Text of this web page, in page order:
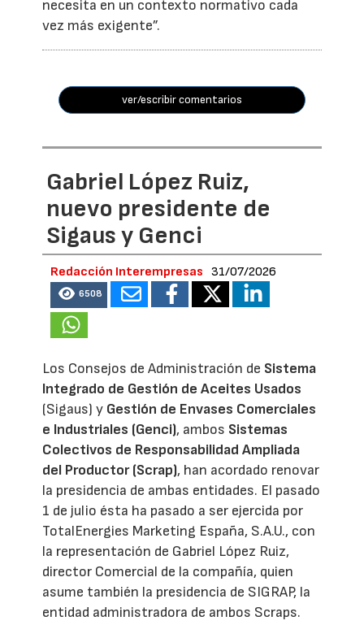
necesita en un contexto normativo cada
vez más exigente”.
ver/escribir comentarios
Gabriel López Ruiz,
nuevo presidente de
Sigaus y Genci
Redacción Interempresas 31/07/2026
6508
Los Consejos de Administración de Sistema
Integrado de Gestión de Aceites Usados
(Sigaus) y Gestión de Envases Comerciales
e Industriales (Genci), ambos Sistemas
Colectivos de Responsabilidad Ampliada
del Productor (Scrap), han acordado renovar
la presidencia de ambas entidades. El pasado
1 de julio ésta ha pasado a ser ejercida por
TotalEnergies Marketing España, S.A.U., con
la representación de Gabriel López Ruiz,
director Comercial de la compañía, quien
asume también la presidencia de SIGRAP, la
entidad administradora de ambos Scraps.